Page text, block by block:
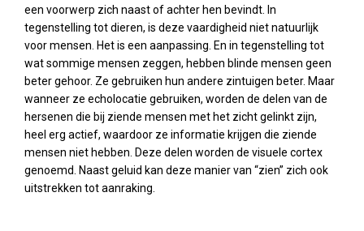
een voorwerp zich naast of achter hen bevindt. In
tegenstelling tot dieren, is deze vaardigheid niet natuurlijk
voor mensen. Het is een aanpassing. En in tegenstelling tot
wat sommige mensen zeggen, hebben blinde mensen geen
beter gehoor. Ze gebruiken hun andere zintuigen beter. Maar
wanneer ze echolocatie gebruiken, worden de delen van de
hersenen die bij ziende mensen met het zicht gelinkt zijn,
heel erg actief, waardoor ze informatie krijgen die ziende
mensen niet hebben. Deze delen worden de visuele cortex
genoemd. Naast geluid kan deze manier van “zien” zich ook
uitstrekken tot aanraking.